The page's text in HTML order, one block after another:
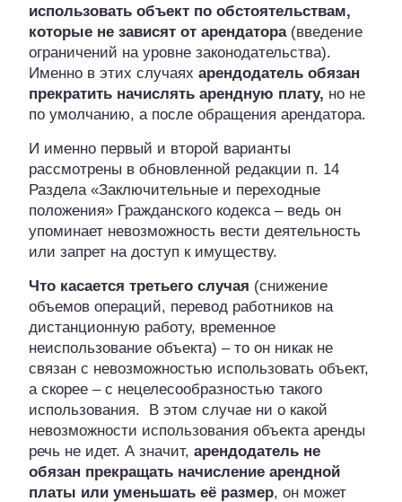
использовать объект по обстоятельствам,
которые не зависят от арендатора(введение
ограничений на уровне законодательства).
Именно в этих случаях арендодатель обязан
прекратить начислять арендную плату, но не
по умолчанию, а после обращения арендатора.
И именно первый и второй варианты
рассмотрены в обновленной редакции п. 14
Раздела «Заключительные и переходные
положения» Гражданского кодекса – ведь он
упоминает невозможность вести деятельность
или запрет на доступ к имуществу.
Что касается третьего случая (снижение
объемов операций, перевод работников на
дистанционную работу, временное
неиспользование объекта) – то он никак не
связан с невозможностью использовать объект,
а скорее – с нецелесообразностью такого
использования. В этом случае ни о какой
невозможности использования объекта аренды
речь не идет. А значит, арендодатель не
обязан прекращать начисление арендной
платы или уменьшать её размер, он может